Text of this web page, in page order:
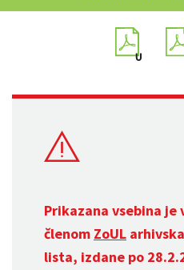
Prikazana vsebina je
členom ZoUL
lista, izdane po